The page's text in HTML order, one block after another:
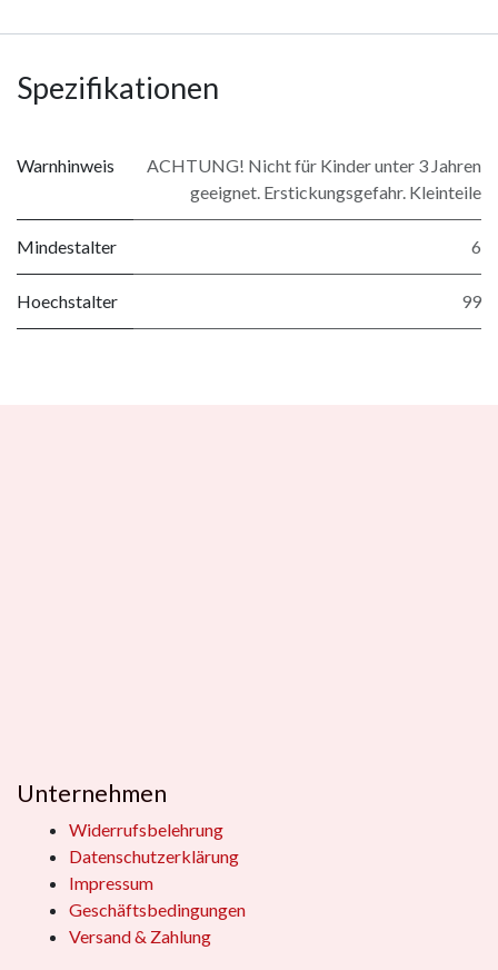
Spezifikationen
Warnhinweis
ACHTUNG! Nicht für Kinder unter 3 Jahren
geeignet. Erstickungsgefahr. Kleinteile
Mindestalter 6
Hoechstalter 99
Unternehmen
Widerrufsbelehrung
Datenschutzerklärung
Impressum
Geschäftsbedingungen
Versand & Zahlung